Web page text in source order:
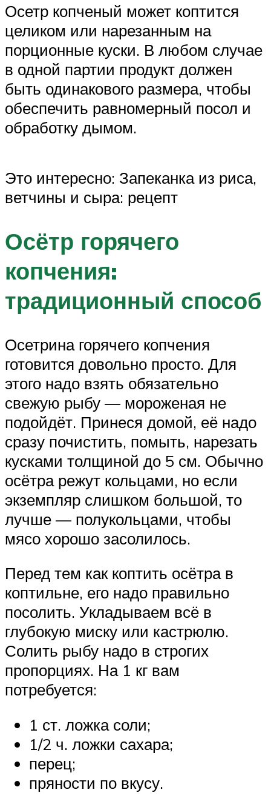
Осетр копченый может коптится
целиком или нарезанным на
порционные куски. В любом случае
в одной партии продукт должен
быть одинакового размера, чтобы
обеспечить равномерный посол и
обработку дымом.
Это интересно: Запеканка из риса,
ветчины и сыра: рецепт
Осётр горячего
копчения:
традиционный способ
Осетрина горячего копчения
готовится довольно просто. Для
этого надо взять обязательно
свежую рыбу — мороженая не
подойдёт. Принеся домой, её надо
сразу почистить, помыть, нарезать
кусками толщиной до 5 см. Обычно
осётра режут кольцами, но если
экземпляр слишком большой, то
лучше — полукольцами, чтобы
мясо хорошо засолилось.
Перед тем как коптить осётра в
коптильне, его надо правильно
посолить. Укладываем всё в
глубокую миску или кастрюлю.
Солить рыбу надо в строгих
пропорциях. На 1 кг вам
потребуется:
1 ст. ложка соли;
1/2 ч. ложки сахара;
перец;
пряности по вкусу.